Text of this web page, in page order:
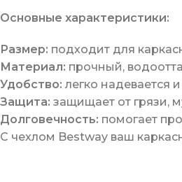
Основные характеристики:
Размер: подходит для
Материал: прочный,
Удобство: легко надевается
Защита: защищает от грязи,
Долговечность: помогает
С чехлом Bestway ваш